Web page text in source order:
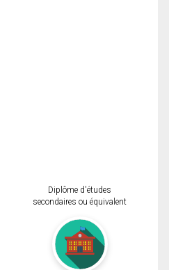
Diplôme d'études
secondaires ou équivalent